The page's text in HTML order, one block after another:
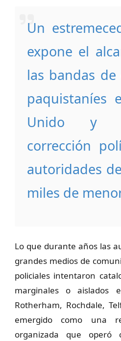
Un
expone el
las bandas
paquistaníes
Unido y
corrección
autoridades
miles de
Lo que durante años las
grandes medios de
policiales intentaron
marginales o aislados
Rotherham, Rochdale,
emergido como una
organizada que operó